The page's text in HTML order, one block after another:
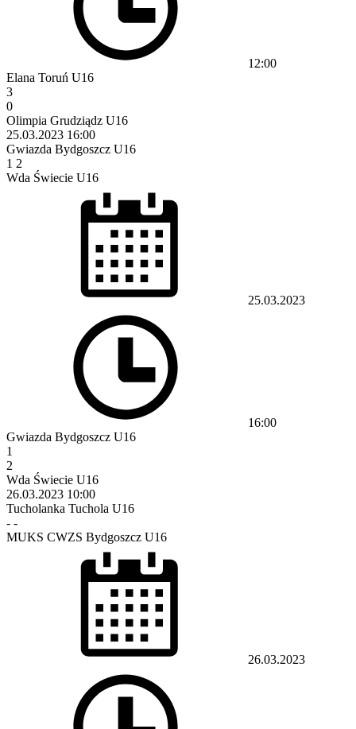
12:00
Elana Toruń U16
3
0
Olimpia Grudziądz U16
25.03.2023 16:00
Gwiazda Bydgoszcz U16
1 2
Wda Świecie U16
25.03.2023
16:00
Gwiazda Bydgoszcz U16
1
2
Wda Świecie U16
26.03.2023 10:00
Tucholanka Tuchola U16
- -
MUKS CWZS Bydgoszcz U16
26.03.2023